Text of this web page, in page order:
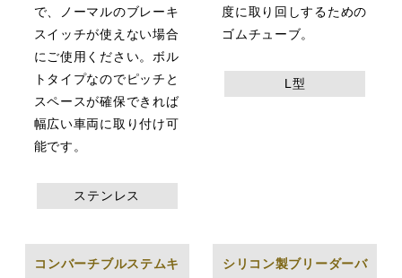
で、ノーマルのブレーキ
スイッチが使えない場合
にご使用ください。ボル
トタイプなのでピッチと
スペースが確保できれば
幅広い車両に取り付け可
能です。
ステンレス
度に取り回しするための
ゴムチューブ。
L型
コンバーチブルステムキ
シリコン製ブリーダーバ